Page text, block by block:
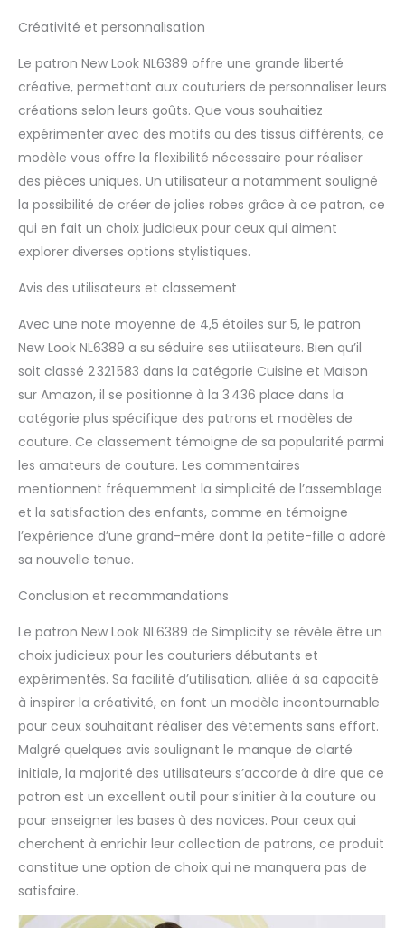
Créativité et personnalisation
Le patron New Look NL6389 offre une grande liberté
créative, permettant aux couturiers de personnaliser leurs
créations selon leurs goûts. Que vous souhaitiez
expérimenter avec des motifs ou des tissus différents, ce
modèle vous offre la flexibilité nécessaire pour réaliser
des pièces uniques. Un utilisateur a notamment souligné
la possibilité de créer de jolies robes grâce à ce patron, ce
qui en fait un choix judicieux pour ceux qui aiment
explorer diverses options stylistiques.
Avis des utilisateurs et classement
Avec une note moyenne de 4,5 étoiles sur 5, le patron
New Look NL6389 a su séduire ses utilisateurs. Bien qu’il
soit classé 2 321 583 dans la catégorie Cuisine et Maison
sur Amazon, il se positionne à la 3 436 place dans la
catégorie plus spécifique des patrons et modèles de
couture. Ce classement témoigne de sa popularité parmi
les amateurs de couture. Les commentaires
mentionnent fréquemment la simplicité de l’assemblage
et la satisfaction des enfants, comme en témoigne
l’expérience d’une grand-mère dont la petite-fille a adoré
sa nouvelle tenue.
Conclusion et recommandations
Le patron New Look NL6389 de Simplicity se révèle être un
choix judicieux pour les couturiers débutants et
expérimentés. Sa facilité d’utilisation, alliée à sa capacité
à inspirer la créativité, en font un modèle incontournable
pour ceux souhaitant réaliser des vêtements sans effort.
Malgré quelques avis soulignant le manque de clarté
initiale, la majorité des utilisateurs s’accorde à dire que ce
patron est un excellent outil pour s’initier à la couture ou
pour enseigner les bases à des novices. Pour ceux qui
cherchent à enrichir leur collection de patrons, ce produit
constitue une option de choix qui ne manquera pas de
satisfaire.